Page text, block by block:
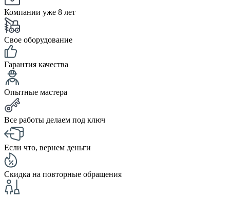
Компании уже 8 лет
Свое оборудование
Гарантия качества
Опытные мастера
Все работы делаем под ключ
Если что, вернем деньги
Скидка на повторные обращения